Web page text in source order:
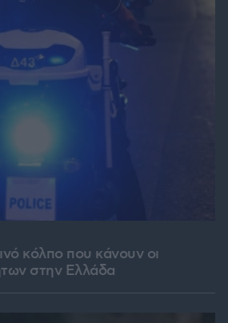
κόλπο που κάνουν οι
στην Ελλάδα